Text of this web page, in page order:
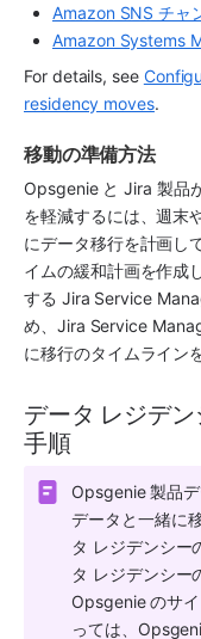
Amazon SNS チャ
Amazon Systems
For details, see
residency moves.
移動の準備方法
Opsgenie と Jira 製品
を軽減するには、週末
にデータ移行を計画し
イムの緩和計画を作成
する Jira Service
め、Jira Service
に移行のタイムライン
データ レジデ
手順
Opsgenie 製品
データと一緒に
タ レジデンシー
タ レジデンシー
Opsgenie のサ
っては、